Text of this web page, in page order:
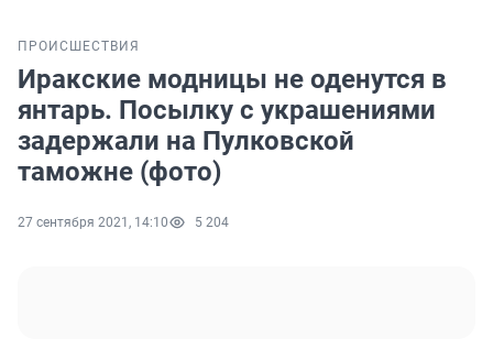
ПРОИСШЕСТВИЯ
Иракские модницы не оденутся в
янтарь. Посылку с украшениями
задержали на Пулковской
таможне (фото)
27 сентября 2021, 14:10 5 204